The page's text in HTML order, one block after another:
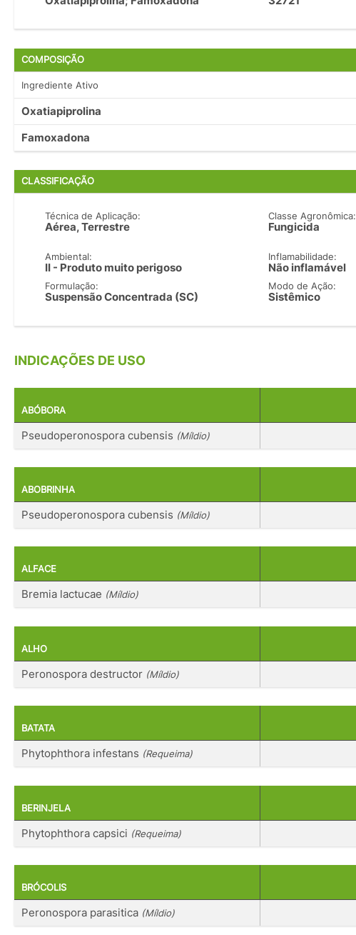
COMPOSIÇÃO
Ingrediente Ativo
Oxatiapiprolina
Famoxadona
CLASSIFICAÇÃO
Técnica de Aplicação:
Aérea, Terrestre
Classe Agronômica:
Fungicida
Ambiental:
II - Produto muito perigoso
Inflamabilidade:
Não inflamável
Formulação:
Suspensão Concentrada (SC)
Modo de Ação:
Sistêmico
INDICAÇÕES DE USO
ABÓBORA
Pseudoperonospora cubensis (Míldio)
ABOBRINHA
Pseudoperonospora cubensis (Míldio)
ALFACE
Bremia lactucae (Míldio)
ALHO
Peronospora destructor (Míldio)
BATATA
Phytophthora infestans (Requeima)
BERINJELA
Phytophthora capsici (Requeima)
BRÓCOLIS
Peronospora parasitica (Míldio)